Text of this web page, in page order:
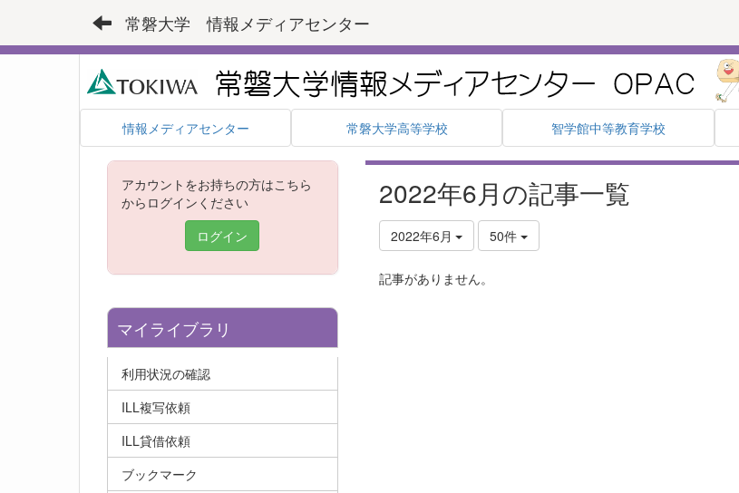
常磐大学 情報メディアセンター
情報メディアセンター 常磐大学高等学校 智学館中等教育学校
2022年6月の記事一覧
2022年6月 50件
記事がありません。
アカウントをお持ちの方はこちら
からログインください
ログイン
マイライブラリ
利用状況の確認
ILL複写依頼
ILL貸借依頼
ブックマーク